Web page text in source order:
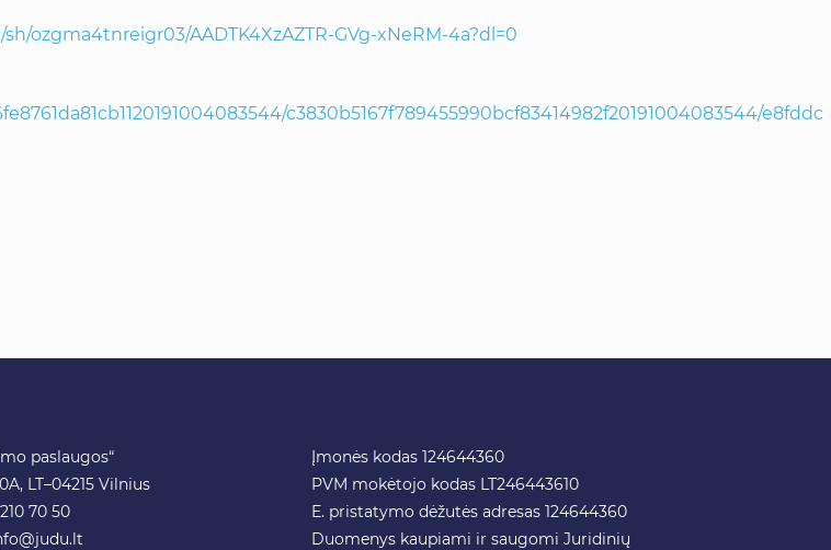
ozgma4tnreigr03/AADTK4XzAZTR-GVg-xNeRM-4a?dl=0
c3830b5167f789455990bcf83414982f20191004083544/e8fddc
paslaugos“
LT–04215 Vilnius
70 50
Įmonės kodas 124644360
PVM mokėtojo kodas LT246443610
E. pristatymo dėžutės adresas 124644360
Duomenys kaupiami ir saugomi Juridinių